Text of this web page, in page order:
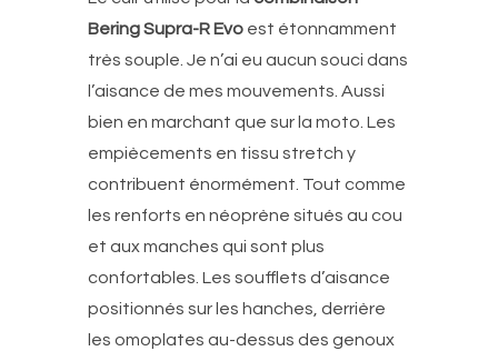
Bering Supra-R Evo est étonnamment
très souple. Je n’ai eu aucun souci dans
l’aisance de mes mouvements. Aussi
bien en marchant que sur la moto. Les
empiècements en tissu stretch y
contribuent énormément. Tout comme
les renforts en néoprène situés au cou
et aux manches qui sont plus
confortables. Les soufflets d’aisance
positionnés sur les hanches, derrière
les omoplates au-dessus des genoux